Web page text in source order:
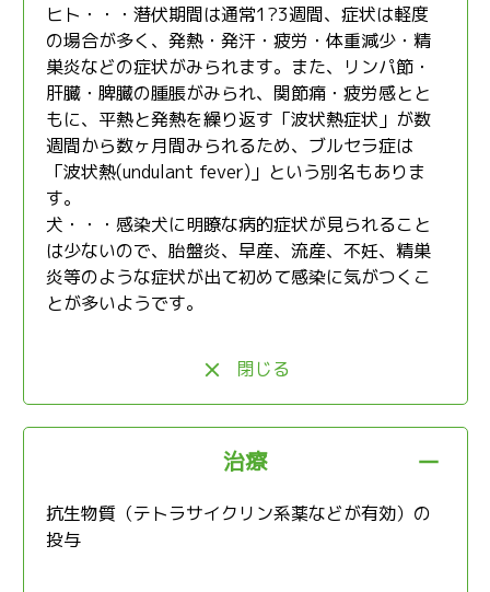
ヒト・・・潜伏期間は通常1?3週間、症状は軽度
の場合が多く、発熱・発汗・疲労・体重減少・精
巣炎などの症状がみられます。また、リンパ節・
肝臓・脾臓の腫脹がみられ、関節痛・疲労感とと
もに、平熱と発熱を繰り返す「波状熱症状」が数
週間から数ヶ月間みられるため、ブルセラ症は
「波状熱(undulant fever)」という別名もありま
す。
犬・・・感染犬に明瞭な病的症状が見られること
は少ないので、胎盤炎、早産、流産、不妊、精巣
炎等のような症状が出て初めて感染に気がつくこ
とが多いようです。
閉じる
治療
抗生物質（テトラサイクリン系薬などが有効）の
投与